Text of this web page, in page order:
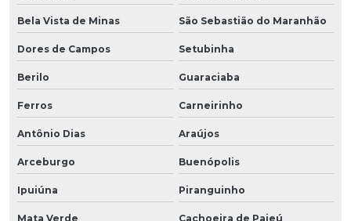
Bela Vista de Minas São Sebastião do Maranhão
Dores de Campos Setubinha
Berilo Guaraciaba
Ferros Carneirinho
Antônio Dias Araújos
Arceburgo Buenópolis
Ipuiúna Piranguinho
Mata Verde Cachoeira de Pajeú